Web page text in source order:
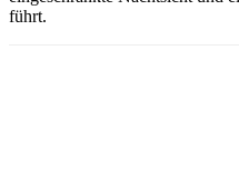
führt.